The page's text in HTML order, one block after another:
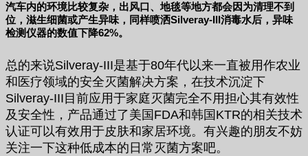
汽车内的环境比较复杂，出风口、地毯等地方都会因为清理不到
位，滋生细菌或产生异味，同样喷洒Silveray-III消毒水后，异味
检测仪器的数值下降62%。
总的来说Silveray-III是基于80年代以来一直被用作农业
和医疗领域的安全灭菌解决方案，在技术沉淀下
Silveray-III目前应用于家庭灭菌完全不用担心其有效性
及安全性，产品通过了美国FDA和韩国KTR的相关技术
认证可以有效用于皮肤和家居环境。有兴趣的朋友不妨
关注一下这种低成本的日常灭菌方案吧。